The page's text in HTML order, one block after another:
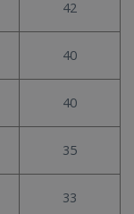
42
40
40
35
33